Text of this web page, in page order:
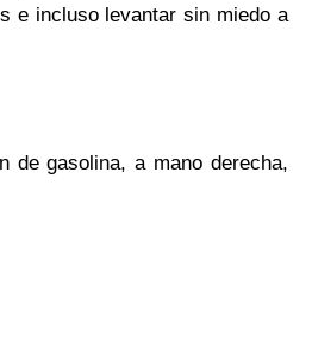
e incluso levantar sin miedo a
de gasolina, a mano derecha,